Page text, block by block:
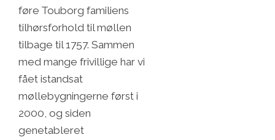
føre Touborg familiens
tilhørsforhold til møllen
tilbage til 1757. Sammen
med mange frivillige har vi
fået istandsat
møllebygningerne først i
2000, og siden
genetableret